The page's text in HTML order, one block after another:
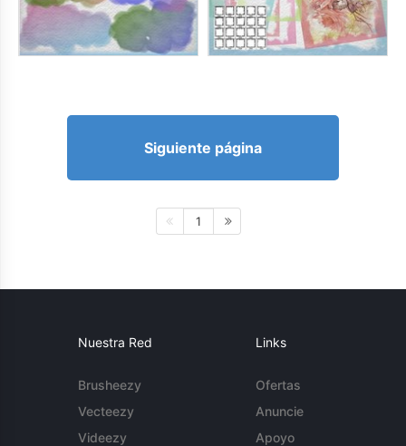
Siguiente página
1
Nuestra Red
Brusheezy
Vecteezy
Videezy
Links
Ofertas
Anuncie
Apoyo